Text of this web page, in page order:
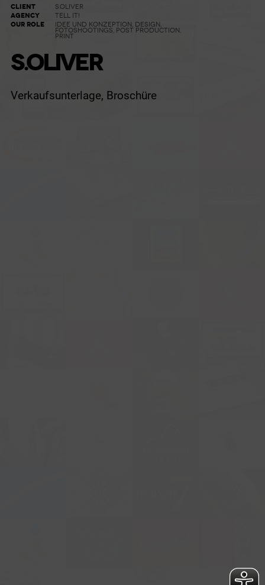
CLIENT
S.OLIVER
AGENCY
TELL IT!
OUR ROLE
IDEE UND KONZEPTION, DESIGN,
FOTOSHOOTINGS, POST PRODUCTION,
PRINT
S.OLIVER
Verkaufsunterlage, Broschüre